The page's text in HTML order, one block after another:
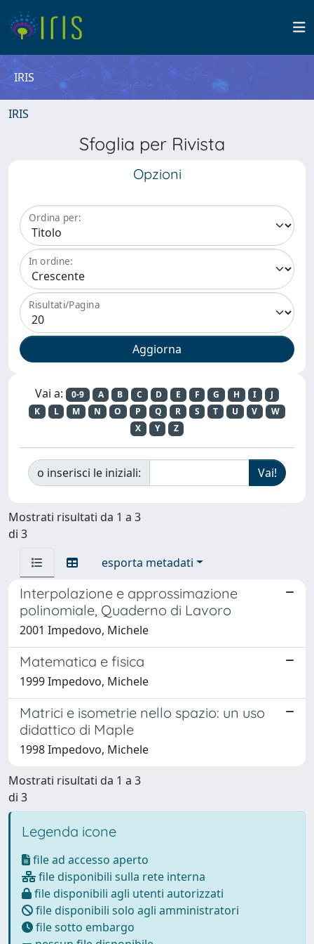
IRIS
IRIS
Sfoglia per Rivista
Opzioni
Ordina per:
In ordine:
Risultati/Pagina
Vai a: 0-9 A B C D E F G H I
J
K
L M N O P Q R S T U V
W
X
Y Z
o inserisci le iniziali:
Mostrati risultati da 1 a 3
di 3
esporta metadati
Interpolazione e approssimazione
polinomiale, Quaderno di Lavoro
2001 Impedovo, Michele
Matematica e fisica
1999 Impedovo, Michele
Matrici e isometrie nello spazio: un uso
didattico di Maple
1998 Impedovo, Michele
Mostrati risultati da 1 a 3
di 3
Legenda icone
file ad accesso aperto
file disponibili sulla rete interna
file disponibili agli utenti autorizzati
file disponibili solo agli amministratori
file sotto embargo